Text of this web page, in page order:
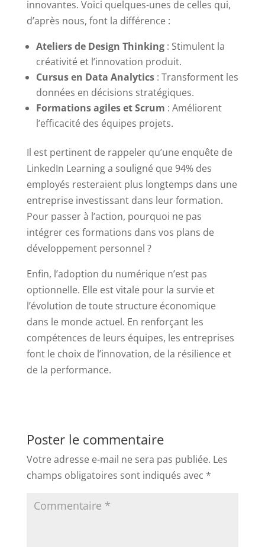
innovantes. Voici quelques-unes de celles qui,
d’après nous, font la différence :
Ateliers de Design Thinking: Stimulent la
créativité et l’innovation produit.
Cursus en Data Analytics: Transforment les
données en décisions stratégiques.
Formations agiles et Scrum : Améliorent
l’efficacité des équipes projets.
Il est pertinent de rappeler qu’une enquête de
LinkedIn Learning a souligné que 94% des
employés resteraient plus longtemps dans une
entreprise investissant dans leur formation.
Pour passer à l’action, pourquoi ne pas
intégrer ces formations dans vos plans de
développement personnel ?
Enfin, l’adoption du numérique n’est pas
optionnelle. Elle est vitale pour la survie et
l’évolution de toute structure économique
dans le monde actuel. En renforçant les
compétences de leurs équipes, les entreprises
font le choix de l’innovation, de la résilience et
de la performance.
Poster le commentaire
Votre adresse e-mail ne sera pas publiée. Les
champs obligatoires sont indiqués avec *